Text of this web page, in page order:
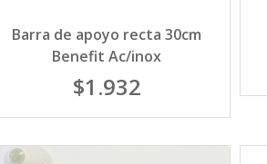
Barra de apoyo recta 30cm
Benefit Ac/inox
$1.932